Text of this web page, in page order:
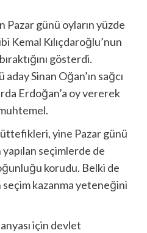
Pazar günü oyların yüzde
Kemal Kılıçdaroğlu’nun
gösterdi.
Sinan Oğan’ın sağcı
Erdoğan’a oy vererek
yine Pazar günü
seçimlerde de
korudu. Belki de
seçim kazanma yeteneğini
için devlet